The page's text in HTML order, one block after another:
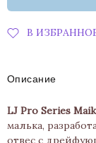
В
Описание
LJ Pro Series
малька,
отвес с